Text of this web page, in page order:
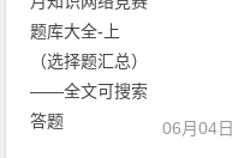
06月04日